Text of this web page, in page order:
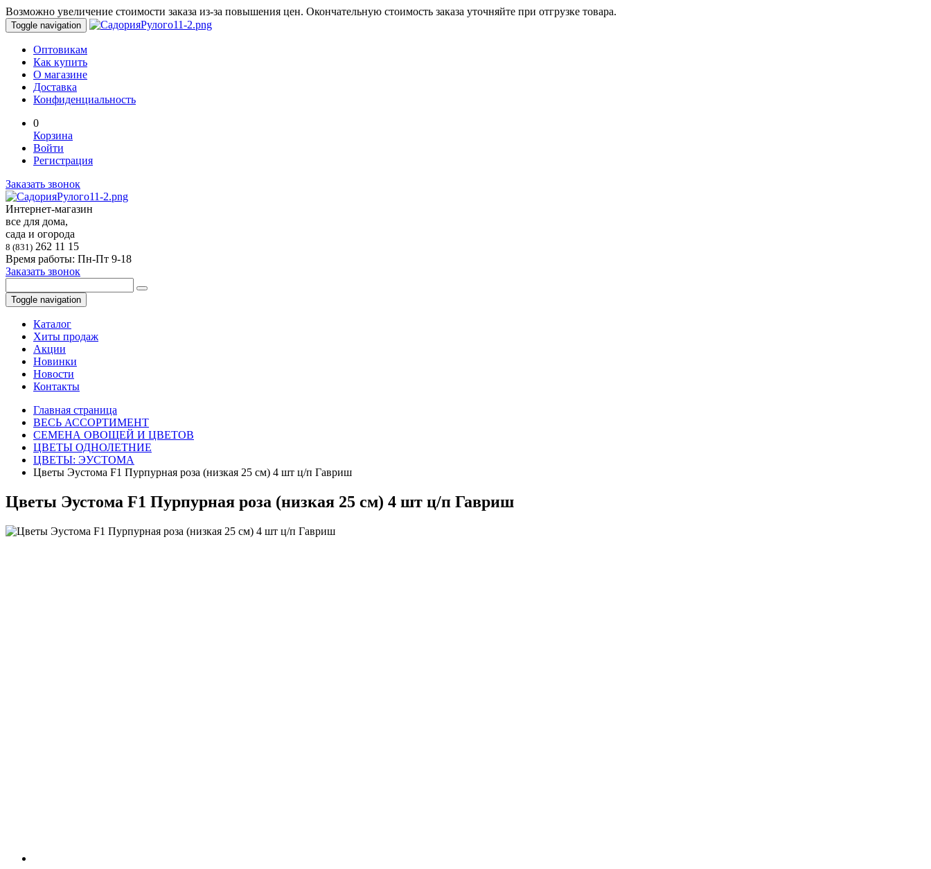
Возможно увеличение стоимости заказа из-за повышения цен. Окончательную стоимость заказа уточняйте при отгрузке товара.
Toggle navigation
Оптовикам
Как купить
О магазине
Доставка
Конфиденциальность
0
Корзина
Войти
Регистрация
Заказать звонок
Интернет-магазин
все для дома,
сада и огорода
8 (831) 262 11 15
Время работы: Пн-Пт 9-18
Заказать звонок
Toggle navigation
Каталог
Хиты продаж
Акции
Новинки
Новости
Контакты
Главная страница
ВЕСЬ АССОРТИМЕНТ
СЕМЕНА ОВОЩЕЙ И ЦВЕТОВ
ЦВЕТЫ ОДНОЛЕТНИЕ
ЦВЕТЫ: ЭУСТОМА
Цветы Эустома F1 Пурпурная роза (низкая 25 см) 4 шт ц/п Гавриш
Цветы Эустома F1 Пурпурная роза (низкая 25 см) 4 шт ц/п Гавриш